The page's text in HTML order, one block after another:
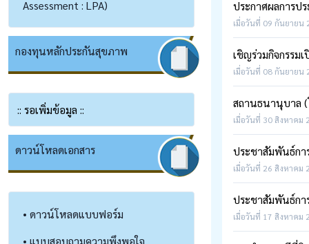
Assessment : LPA)
กองทุนหลักประกันสุขภาพ
:: รอเพิ่มข้อมูล ::
ดาวน์โหลดเอกสาร
• ดาวน์โหลดแบบฟอร์ม
• แบบสอบถามความพึงพอใจ
ประกาศผลการป
เมื่อวันที่ 09 กันยายน
เชิญร่วมกิจกรรม
เมื่อวันที่ 08 กันยายน
สถานธนานุบาล
เมื่อวันที่ 30 สิงหาคม
ประชาสัมพันธ์กา
เมื่อวันที่ 26 สิงหาคม
ประชาสัมพันธ์ก
เมื่อวันที่ 17 สิงหาคม